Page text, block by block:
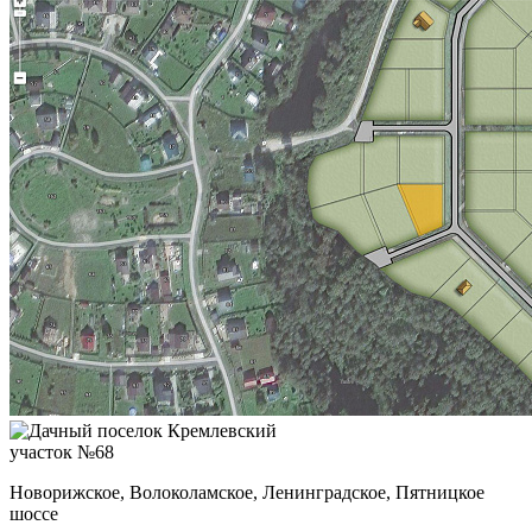
участок №68
Новорижское, Волоколамское, Ленинградское, Пятницкое
шоссе